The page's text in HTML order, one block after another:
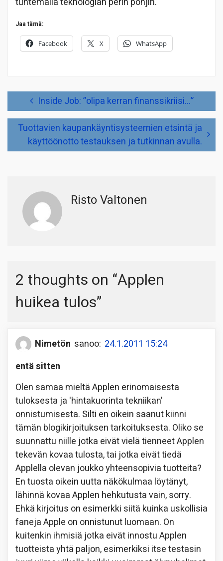
Jaa tämä:
Facebook X WhatsApp
ArtikkelienInside Job: ”olipa kerran finanssikriisi…”
Tuottavien kaupankäyntisysteemien etsintä ja
käyttöönotto testauksen ja tutkinnan avulla.
Risto Valtonen
2 thoughts on “Applen
huikea tulos”
Nimetön sanoo: 24.1.2011 15:24
entä sitten
Olen samaa mieltä Applen erinomaisesta
tuloksesta ja 'hintakuorinta tekniikan'
onnistumisesta. Silti en oikein saanut kiinni
tämän blogikirjoituksen tarkoituksesta. Oliko se
suunnattu niille jotka eivät vielä tienneet Applen
tekevän kovaa tulosta, tai jotka eivät tiedä
Applella olevan joukko yhteensopivia tuotteita?
En tuosta oikein uutta näkökulmaa löytänyt,
lähinnä kovaa Applen hehkutusta vain, sorry.
Ehkä kirjoitus on esimerkki siitä kuinka uskollisia
faneja Apple on onnistunut luomaan. On
kuitenkin ihmisiä jotka eivät innostu Applen
tuotteista yhtä paljon, esimerkiksi itse testasin